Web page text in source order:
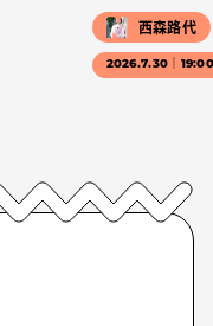
西森路代
2026.7.30｜